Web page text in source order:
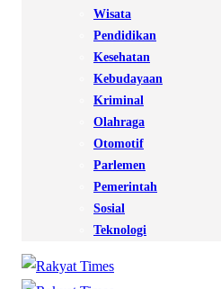
Wisata
Pendidikan
Kesehatan
Kebudayaan
Kriminal
Olahraga
Otomotif
Parlemen
Pemerintah
Sosial
Teknologi